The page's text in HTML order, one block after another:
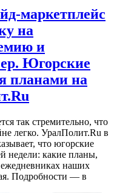
маркетплейс
на
и
Югорские
планами на
так стремительно, что
легко. УралПолит.Ru в
что югорские
недели: какие планы,
наших
Подробности — в